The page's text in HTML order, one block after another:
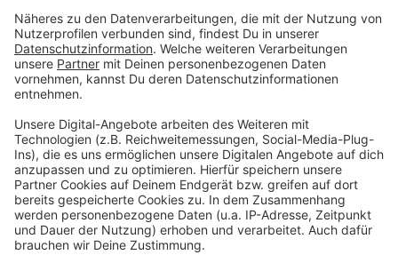
Linie 644: Montags bis freitags erhält die Linie
geringfügige Fahrzeitanpassungen. Die
Umsetzung erfolgt bereits zum 31.08.2024.
Linie 645: Montags bis freitags endet die letzte Fahrt
in Richtung Schulzentrum Süd bereits
an Wuppertal Hbf. Fahrgästen in Richtung Hahnerberg